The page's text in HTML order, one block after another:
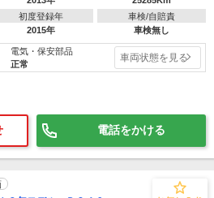
初度登録年
2015年
車検/自賠責
車検無し
電気・保安部品
正常
車両状態を見る
電話をかける